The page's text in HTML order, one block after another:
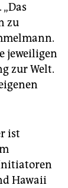
zu
jeweiligen
zur Welt.
ist
Hawaii